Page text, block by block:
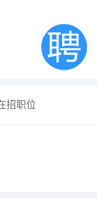
招职位